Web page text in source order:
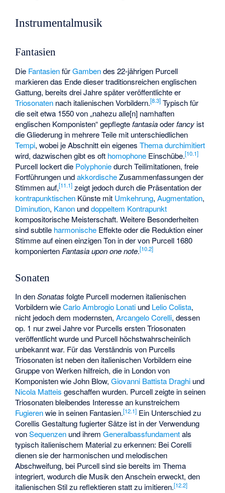
Instrumentalmusik
Fantasien
Die FantasienfürGambendes 22-jährigen Purcell
markieren das Ende dieser traditionsreichen englischen
Gattung, bereits drei Jahre später veröffentlichte er
Triosonaten nach italienischen Vorbildern.[8.3] Typisch für
die seit etwa 1550 von „nahezu alle[n] namhaften
englischen Komponisten“ gepflegtefantasiaoderfancy ist
die Gliederung in mehrere Teile mit unterschiedlichen
Tempi, wobei je Abschnitt ein eigenesThema durchimitiert
wird, dazwischen gibt es oft homophone Einschübe.[10.1]
Purcell lockert die Polyphoniedurch Teilimitationen, freie
Fortführungen undakkordischeZusammenfassungen der
Stimmen auf,[11.1] zeigt jedoch durch die Präsentation der
kontrapunktischen Künste mit Umkehrung,Augmentation,
Diminution, Kanon unddoppeltem Kontrapunkt
kompositorische Meisterschaft. Weitere Besonderheiten
sind subtile harmonische Effekte oder die Reduktion einer
Stimme auf einen einzigen Ton in der von Purcell 1680
komponierten Fantasia upon one note.[10.2]
Sonaten
In denSonatas folgte Purcell modernen italienischen
Vorbildern wieCarlo Ambrogio Lonati und Lelio Colista,
nicht jedoch dem modernsten,Arcangelo Corelli, dessen
op. 1 nur zwei Jahre vor Purcells ersten Triosonaten
veröffentlicht wurde und Purcell höchstwahrscheinlich
unbekannt war. Für das Verständnis von Purcells
Triosonaten ist neben den italienischen Vorbildern eine
Gruppe von Werken hilfreich, die in London von
Komponisten wie John Blow,Giovanni Battista Draghi und
Nicola Matteis geschaffen wurden. Purcell zeigte in seinen
Triosonaten bleibendes Interesse an kunstreichem
Fugierenwie in seinen Fantasien.[12.1] Ein Unterschied zu
Corellis Gestaltung fugierter Sätze ist in der Verwendung
vonSequenzen und ihremGeneralbassfundamentals
typisch italienischem Material zu erkennen: Bei Corelli
dienen sie der harmonischen und melodischen
Abschweifung, bei Purcell sind sie bereits im Thema
integriert, wodurch die Musik den Anschein erweckt, den
italienischen Stil zu reflektieren statt zu imitieren.[12.2]